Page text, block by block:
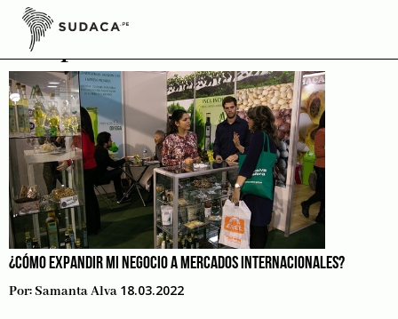
Skip
contentEmprende
¿CÓMO EXPANDIR MI NEGOCIO A MERCADOS INTERNACIONALES?
Por:Samanta Alva 18.03.2022